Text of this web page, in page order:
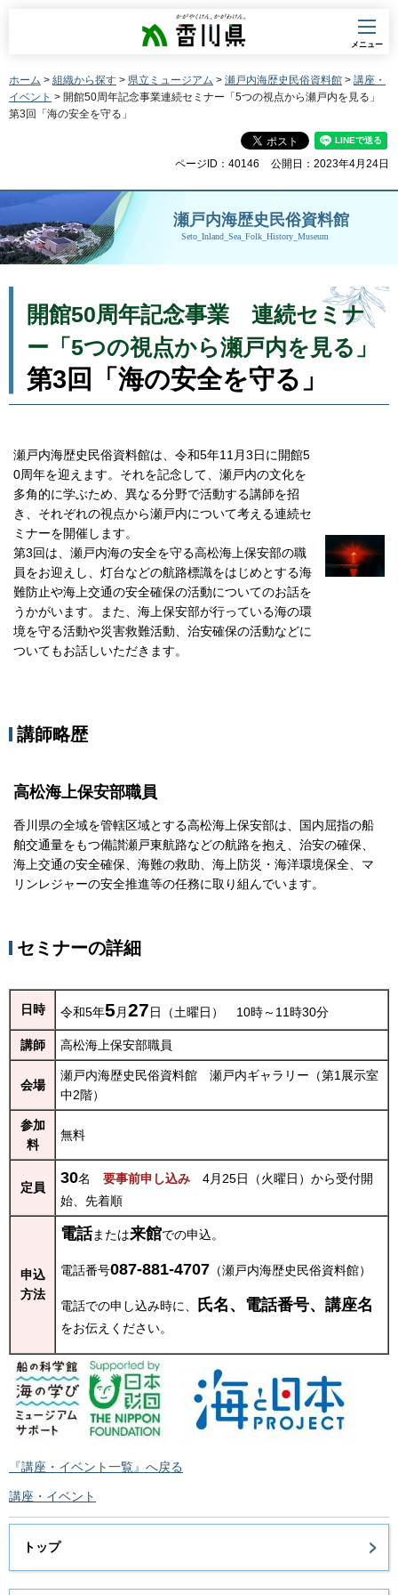
香川県
メニュー
ホーム > 組織から探す > 県立ミュージアム > 瀬戸内海歴史民俗資料館 > 講座・
イベント > 開館50周年記念事業連続セミナー「5つの視点から瀬戸内を見る」
第3回「海の安全を守る」
ページID：40146 公開日：2023年4月24日
瀬戸内海歴史民俗資料館
Seto_Inland_Sea_Folk_History_Museum
開館50周年記念事業
連続セミナ
ー「5つの視点から瀬戸内を見る」
第3回「海の安全を守る」
瀬戸内海歴史民俗資料館は、令和5年11月3日に開館5
0周年を迎えます。それを記念して、瀬戸内の文化を
多角的に学ぶため、異なる分野で活動する講師を招
き、それぞれの視点から瀬戸内について考える連続セ
ミナーを開催します。
第3回は、瀬戸内海の安全を守る高松海上保安部の職
員をお迎えし、灯台などの航路標識をはじめとする海
難防止や海上交通の安全確保の活動についてのお話を
うかがいます。また、海上保安部が行っている海の環
境を守る活動や災害救難活動、治安確保の活動などに
ついてもお話しいただきます。
講師略歴
高松海上保安部職員
香川県の全域を管轄区域とする高松海上保安部は、国内屈指の船
舶交通量をもつ備讃瀬戸東航路などの航路を抱え、治安の確保、
海上交通の安全確保、海難の救助、海上防災・海洋環境保全、マ
リンレジャーの安全推進等の任務に取り組んでいます。
セミナーの詳細
日時 令和5年5 月27日（土曜日） 10時～11時30分
講師 高松海上保安部職員
会場
瀬戸内海歴史民俗資料館
瀬戸内ギャラリー（第1展示室
中2階）
参加
料
無料
定員
30名 要事前申し込み
4月25日（火曜日）から受付開
始、先着順
申込
方法
電話または来館での申込。
電話番号087-881-4707 （瀬戸内海歴史民俗資料館）
電話での申し込み時に、 氏名、電話番号、講座名
をお伝えください。
『講座・イベント一覧』へ戻る
講座・イベント
トップ